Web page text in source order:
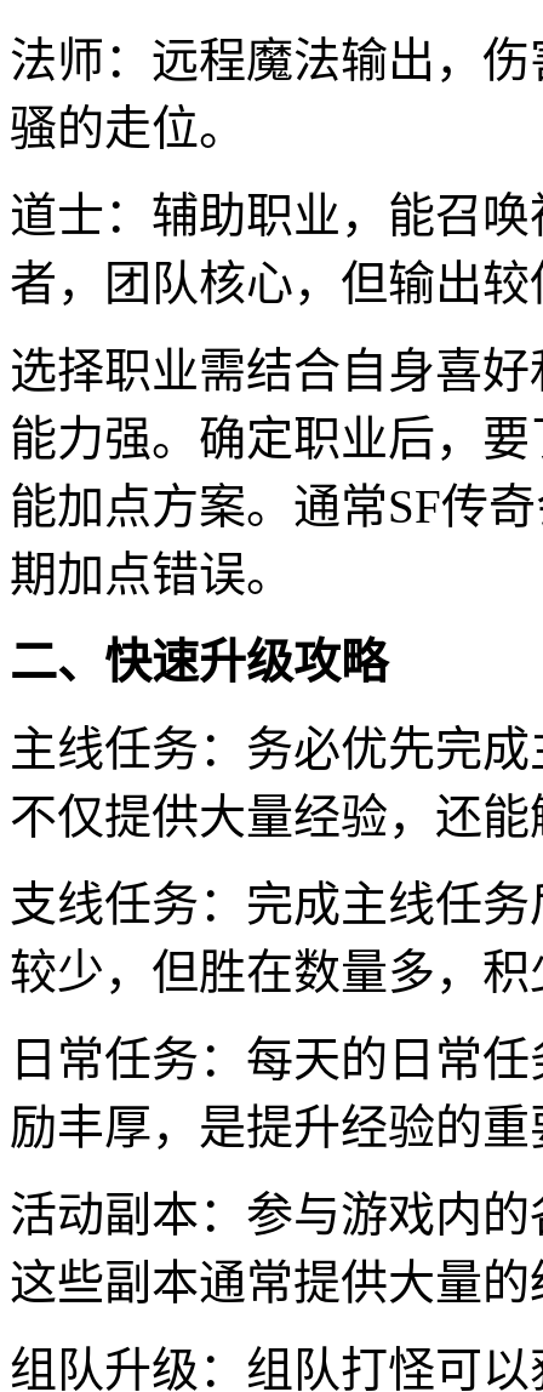
法师：远程魔法输出，
骚的走位。
道士：辅助职业，能召
者，团队核心，但输出较
选择职业需结合自身喜
能力强。确定职业后，
能加点方案。通常SF传
期加点错误。
二、快速升级攻略
主线任务：务必优先完
不仅提供大量经验，还
支线任务：完成主线任
较少，但胜在数量多，
日常任务：每天的日常
励丰厚，是提升经验的
活动副本：参与游戏内
这些副本通常提供大量
组队升级：组队打怪可